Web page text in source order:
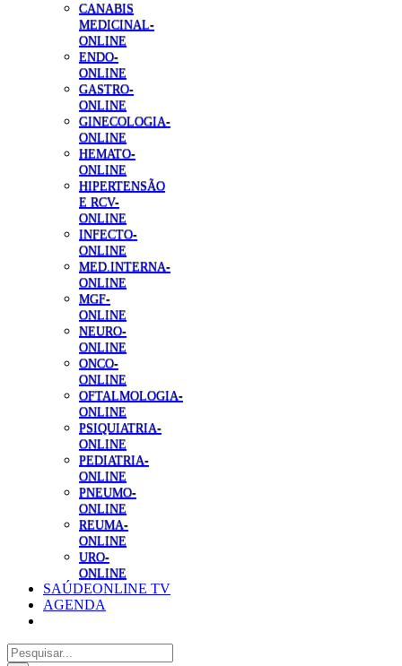
CANABIS
MEDICINAL-
ONLINE
ENDO-
ONLINE
GASTRO-
ONLINE
GINECOLOGIA-
ONLINE
HEMATO-
ONLINE
HIPERTENSÃO
E RCV-
ONLINE
INFECTO-
ONLINE
MED.INTERNA-
ONLINE
MGF-
ONLINE
NEURO-
ONLINE
ONCO-
ONLINE
OFTALMOLOGIA-
ONLINE
PSIQUIATRIA-
ONLINE
PEDIATRIA-
ONLINE
PNEUMO-
ONLINE
REUMA-
ONLINE
URO-
ONLINE
SAÚDEONLINE TV
AGENDA
Pesquisar